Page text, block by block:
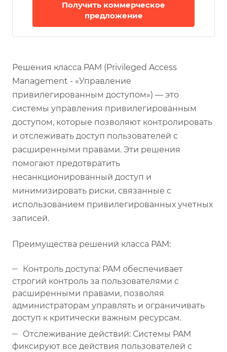
Получить коммерческое
предложение
Решения класса PAM (Privileged Access
Management - «Управление
привилегированным доступом») — это
системы управления привилегированным
доступом, которые позволяют контролировать
и отслеживать доступ пользователей с
расширенными правами. Эти решения
помогают предотвратить
несанкционированный доступ и
минимизировать риски, связанные с
использованием привилегированных учетных
записей.
Преимущества решений класса PAM:
Контроль доступа: PAM обеспечивает
строгий контроль за пользователями с
расширенными правами, позволяя
администраторам управлять и ограничивать
доступ к критически важным ресурсам.
Отслеживание действий: Системы PAM
фиксируют все действия пользователей с